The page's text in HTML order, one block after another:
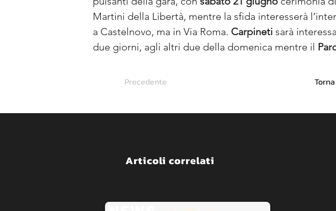
Martini della Libertà, mentre la sfida interesserà
a Castelnovo, ma in Via Roma. Carpineti sarà
due giorni, agli altri due della domenica mentre il
Precedente
Articoli correlati